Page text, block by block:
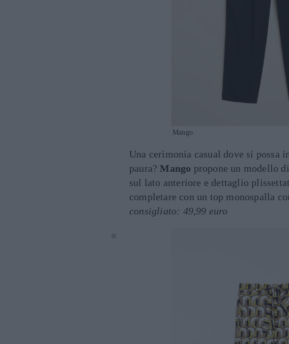
Mango
Una cerimonia casual dove si possa
paura?Mango propone un modello
sul lato anteriore e dettaglio
completare con un top monospalla
consigliato: 49,99 euro